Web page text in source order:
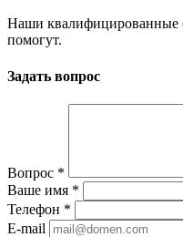
Наши квалифицированные
помогут.
Задать вопрос
Вопрос *
Ваше имя *
Телефон *
E-mail